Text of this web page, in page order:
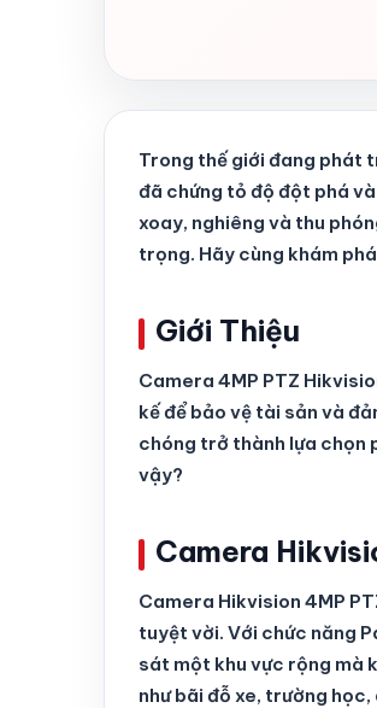
Trong thế giới đang phát
đã chứng tỏ độ đột phá
xoay, nghiêng và thu
trọng. Hãy cùng khám
Giới Thiệu
Camera 4MP PTZ
kế để bảo vệ tài sản và
chóng trở thành lựa chọn
vậy?
Camera
Camera Hikvision 4MP
tuyệt vời. Với chức năng
sát một khu vực rộng mà
như bãi đỗ xe, trường